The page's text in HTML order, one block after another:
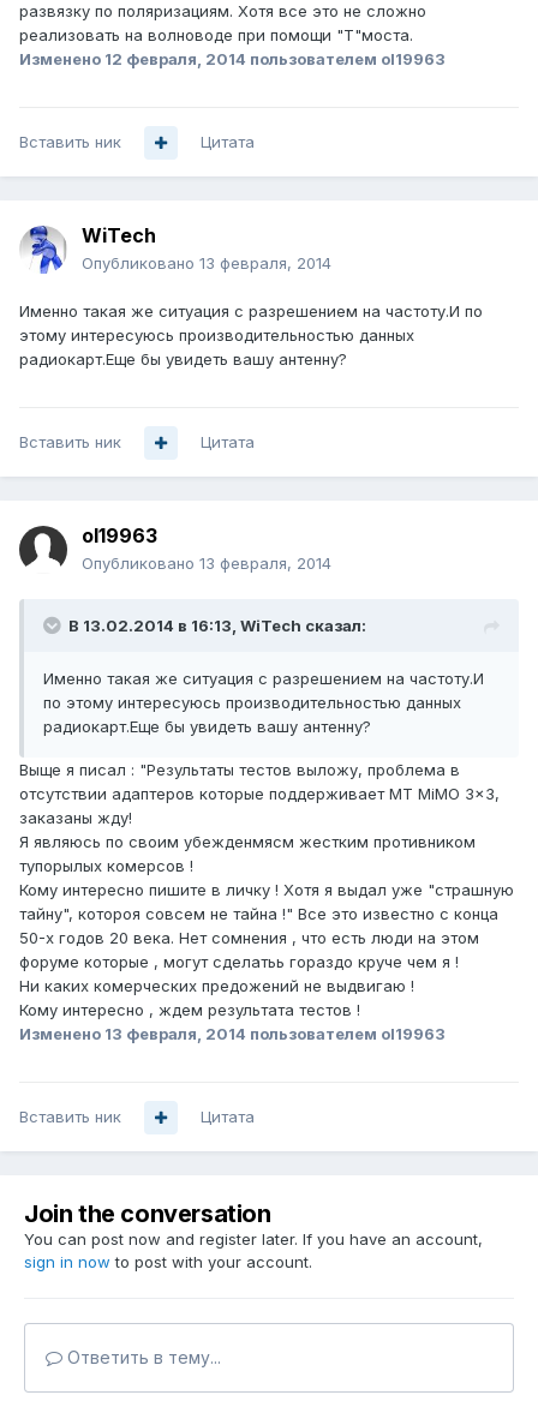
развязку по поляризациям. Хотя все это не сложно
реализовать на волноводе при помощи "Т"моста.
Изменено 12 февраля, 2014 пользователем ol19963
Вставить ник Цитата
WiTech
Опубликовано 13 февраля, 2014
Именно такая же ситуация с разрешением на частоту.И по
этому интересуюсь производительностью данных
радиокарт.Еще бы увидеть вашу антенну?
Вставить ник Цитата
ol19963
Опубликовано 13 февраля, 2014
В 13.02.2014 в 16:13, WiTech сказал:
Именно такая же ситуация с разрешением на частоту.И
по этому интересуюсь производительностью данных
радиокарт.Еще бы увидеть вашу антенну?
Выще я писал : "Результаты тестов выложу, проблема в
отсутствии адаптеров которые поддерживает МТ MiMO 3x3,
заказаны жду!
Я являюсь по своим убежденмясм жестким противником
тупорылых комерсов !
Кому интересно пишите в личку ! Хотя я выдал уже "страшную
тайну", котороя совсем не тайна !" Все это известно с конца
50-х годов 20 века. Нет сомнения , что есть люди на этом
форуме которые , могут сделатьь гораздо круче чем я !
Ни каких комерческих предожений не выдвигаю !
Кому интересно , ждем результата тестов !
Изменено 13 февраля, 2014 пользователем ol19963
Вставить ник Цитата
Join the conversation
You can post now and register later. If you have an account,
sign in now to post with your account.
Ответить в тему...